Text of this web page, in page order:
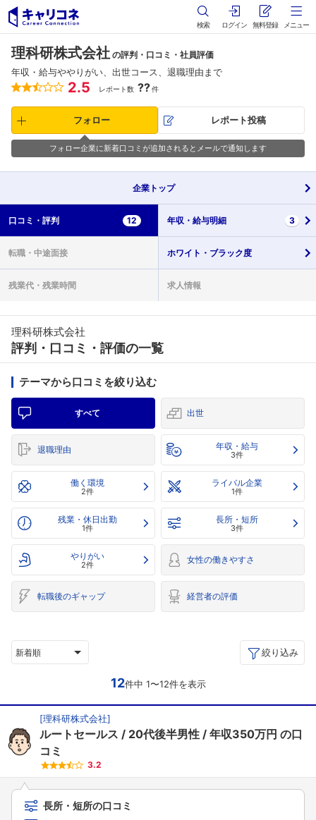
検索 ログイン 無料登録 メニュー
理科研株式会社 の評判・口コミ・社員評価
年収・給与ややりがい、出世コース、退職理由まで
2.5 レポート数 ??件
フォロー レポート投稿
フォロー企業に新着口コミが追加されるとメールで通知します
企業 トップ
口コミ・ 評判 12 年収・ 給与明細 3
転職・ 中途面接 ホワイト・ ブラック度
残業代・ 残業時間 求人情報
理科研株式会社
評判・口コミ・評価の一覧
テーマから口コミを絞り込む
すべて 出世
退職理由 年収・給与
3件
働く環境
2件
ライバル企業
1件
残業・休日出勤
1件
長所・短所
3件
やりがい
2件 女性の働きやすさ
転職後のギャップ 経営者の評価
新着順 絞り込み
12件中 1〜12件を表示
[理科研株式会社]
ルートセールス 20代後半男性 年収350万円 の口
コミ
3.2
長所・短所の口コミ